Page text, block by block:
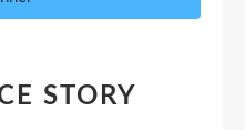
STORY